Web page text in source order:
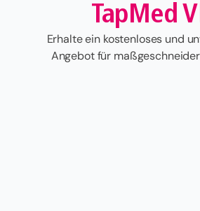
TapMed
Erhalte ein kostenloses und
Angebot für